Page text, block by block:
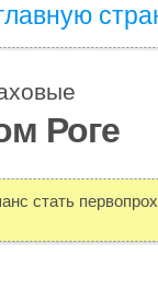
Роге
стать